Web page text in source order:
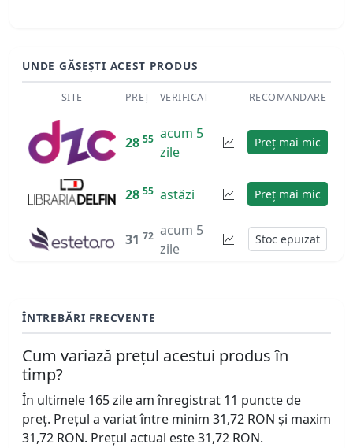
UNDE GĂSEȘTI ACEST PRODUS
SITE PREȚ VERIFICAT RECOMANDARE
28 55 acum 5
zile
Preț mai mic
28 55 astăzi Preț mai mic
31 72 acum 5
zile
Stoc epuizat
ÎNTREBĂRI FRECVENTE
Cum variază prețul acestui produs în
timp?
În ultimele 165 zile am înregistrat 11 puncte de
preț. Prețul a variat între minim 31,72 RON și maxim
31,72 RON. Prețul actual este 31,72 RON.